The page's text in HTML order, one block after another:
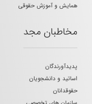
همایش و آموزش حقوقی
مخاطبان مجد
پدیدآورندگان
اساتید و دانشجویان
حقوقدانان